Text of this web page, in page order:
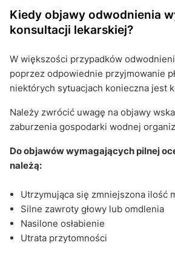
Kiedy objawy odwodnienia
konsultacji lekarskiej?
W większości przypadków
poprzez odpowiednie przyjmowanie
niektórych sytuacjach konieczna jest
Należy zwrócić uwagę na objawy
zaburzenia gospodarki wodnej
Do objawów wymagających pilnej
należą:
Utrzymująca się zmniejszona ilość
Silne zawroty głowy lub omdlenia
Nasilone osłabienie
Utrata przytomności